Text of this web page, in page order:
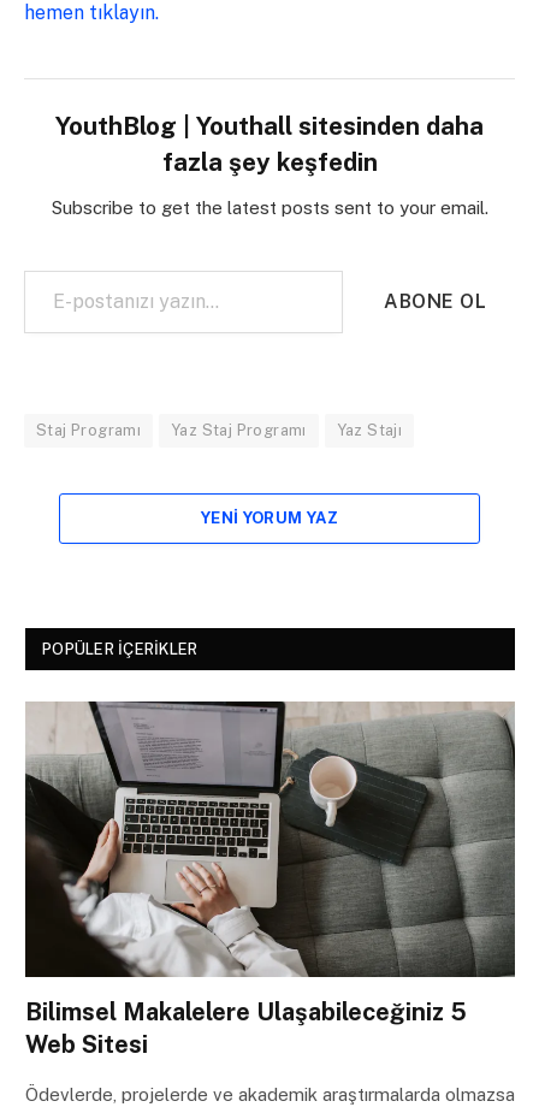
hemen tıklayın.
YouthBlog | Youthall sitesinden daha
fazla şey keşfedin
Subscribe to get the latest posts sent to your email.
E-postanızı yazın…
ABONE OL
Staj Programı Yaz Staj Programı Yaz Stajı
YENI YORUM YAZ
POPÜLER İÇERIKLER
Bilimsel Makalelere Ulaşabileceğiniz 5
Web Sitesi
Ödevlerde, projelerde ve akademik araştırmalarda olmazsa